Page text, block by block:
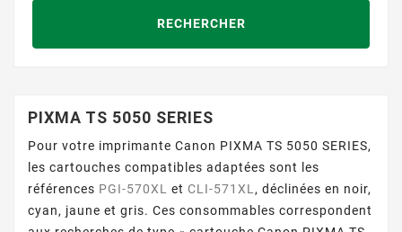
RECHERCHER
PIXMA TS 5050 SERIES
Pour votre imprimante Canon PIXMA TS 5050 SERIES,
les cartouches compatibles adaptées sont les
références PGI-570XL et CLI-571XL , déclinées en noir,
cyan, jaune et gris. Ces consommables correspondent